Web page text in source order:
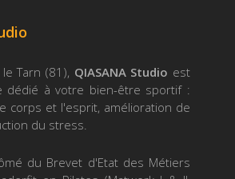
Tarn (81), QIASANA Studio est
à votre bien-être sportif :
corps et l'esprit, amélioration de
du stress.
du Brevet d'Etat des Métiers